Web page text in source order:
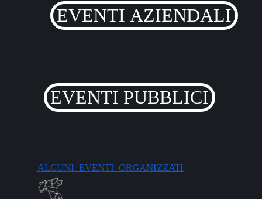
EVENTI AZIENDALI
EVENTI PUBBLICI
ALCUNI EVENTI ORGANIZZATI